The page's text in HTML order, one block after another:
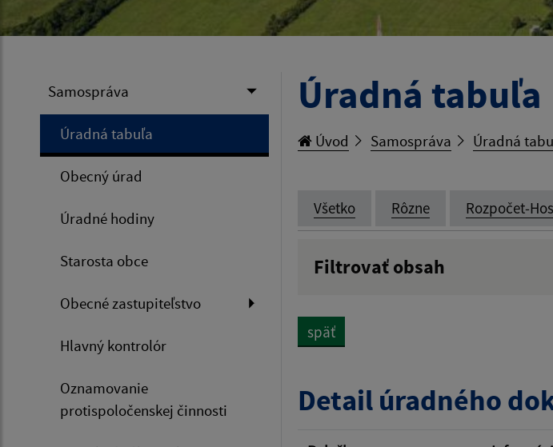
Samospráva
Úradná tabuľa
Obecný úrad
Úradné hodiny
Starosta obce
Obecné zastupiteľstvo
Hlavný kontrolór
Oznamovanie
protispoločenskej činnosti
Úradná tabuľa
Úvod Samospráva Úradná
Všetko Rôzne Rozpočet-
Filtrovať obsah
späť
Detail úradného